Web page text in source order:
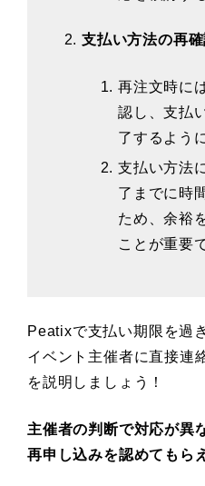
支払い方法の再
再注文時に
認し、支払
了するよう
支払い方法
了までに時
ため、余裕
ことが重要
Peatixで支払い期限を過
イベント主催者に直接連
を説明しましょう！
主催者の判断で対応が異
再申し込みを認めてもら